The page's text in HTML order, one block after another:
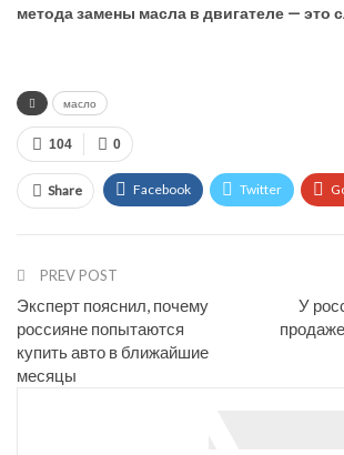
метода замены масла в двигателе — это
масло
0
104
Share Facebook Twitter
Email
PREV POST
Эксперт пояснил, почему
россияне попытаются
купить авто в ближайшие
месяцы
У